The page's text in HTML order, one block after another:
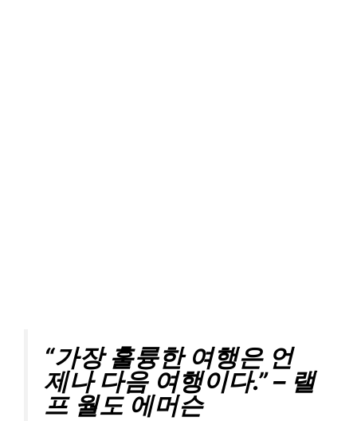
“가장 훌륭한 여행은 언
제나 다음 여행이다.” – 랠
프 월도 에머슨